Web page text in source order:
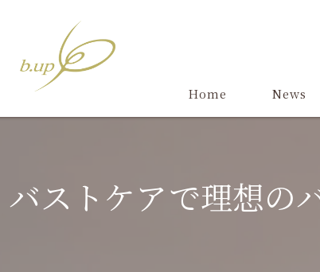
Home News
バストケアで理想の